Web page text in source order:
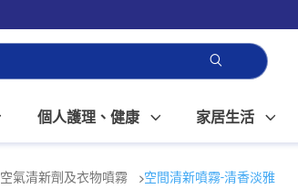
個人護理、健康 家居生活
空氣清新劑及衣物噴霧 空間清新噴霧-清香淡雅